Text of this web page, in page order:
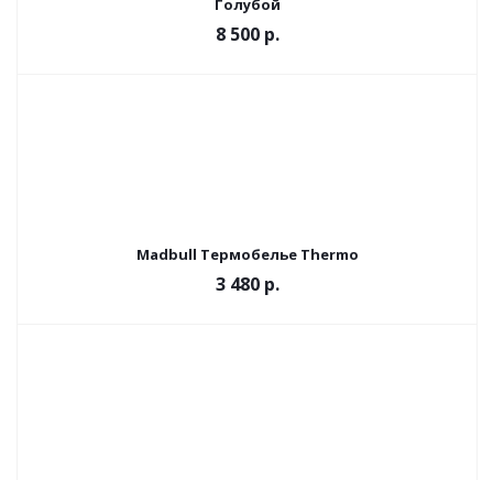
Голубой
8 500 р.
Madbull Термобелье Thermo
3 480 р.